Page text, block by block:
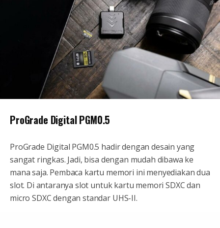
ProGrade Digital PGM0.5
ProGrade Digital PGM0.5 hadir dengan desain yang
sangat ringkas. Jadi, bisa dengan mudah dibawa ke
mana saja. Pembaca kartu memori ini menyediakan dua
slot. Di antaranya slot untuk kartu memori SDXC dan
micro SDXC dengan standar UHS-II.